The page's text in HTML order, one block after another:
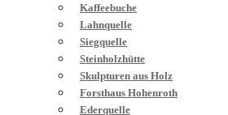
Kaffeebuche
Lahnquelle
Siegquelle
Steinholzhütte
Skulpturen aus Holz
Forsthaus Hohenroth
Ederquelle